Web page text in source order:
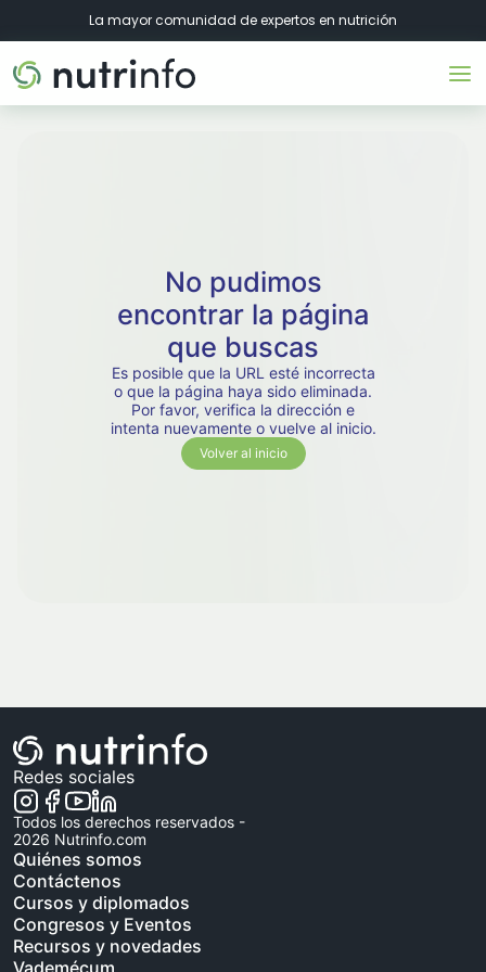
La mayor comunidad de expertos en nutrición
No pudimos
encontrar la página
que buscas
Es posible que la URL esté incorrecta
o que la página haya sido eliminada.
Por favor, verifica la dirección e
intenta nuevamente o vuelve al inicio.
Volver al inicio
Redes sociales
Todos los derechos reservados -
2026 Nutrinfo.com
Quiénes somos
Contáctenos
Cursos y diplomados
Congresos y Eventos
Recursos y novedades
Vademécum